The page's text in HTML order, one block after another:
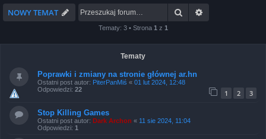
NOWY TEMAT Szukaj
Tematy: 3 • Strona 1 z 1
Tematy
Poprawki i zmiany na stronie głównej ar.hn
Ostatni post autor: PiterPanMiś « 01 lut 2024, 12:48
Odpowiedzi: 22 1 2 3
Stop Killing Games
Ostatni post autor: Dark Archon « 11 sie 2024, 11:04
Odpowiedzi: 1